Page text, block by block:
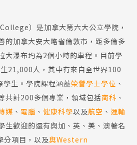
）是加拿大第六大公立學院，
的加拿大安大略省倫敦市，距多倫多
大瀑布均為2個小時的車程。目前學
21,000人，其中有來自全世界100
生。學院課程涵蓋榮譽學士學位 、
共計200多個專業，領域包括商科 、
媒 、 電腦 、 健康科學以及航空 、 運輸
生歡迎的還有與加、英、美、澳著名
分項目，以及與Western